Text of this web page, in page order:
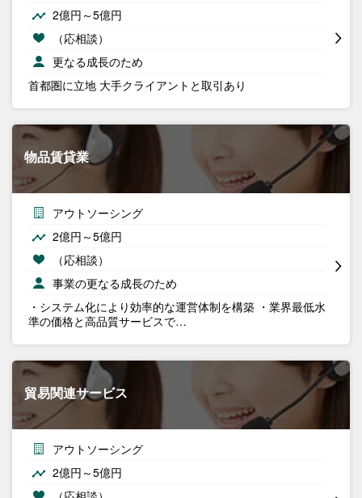
2億円～5億円
（応相談）
更なる成長のため
首都圏に立地 大手クライアントと取引あり
物品賃貸業
アウトソーシング
2億円～5億円
（応相談）
事業の更なる成長のため
・システム化により効率的な運営体制を構築 ・業界最低水
準の価格と高品質サービスで…
貿易関連サービス
アウトソーシング
2億円～5億円